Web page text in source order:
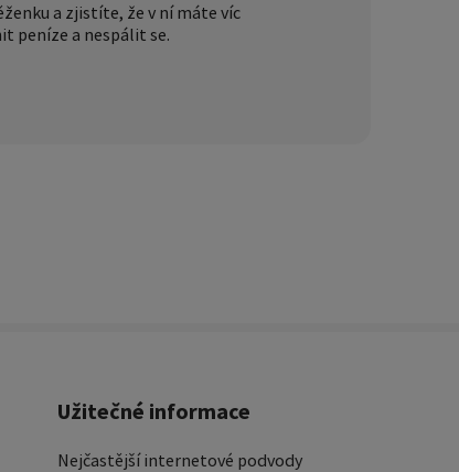
a zjistíte, že v ní máte víc
peníze a nespálit se.
Užitečné informace
Nejčastější internetové podvody